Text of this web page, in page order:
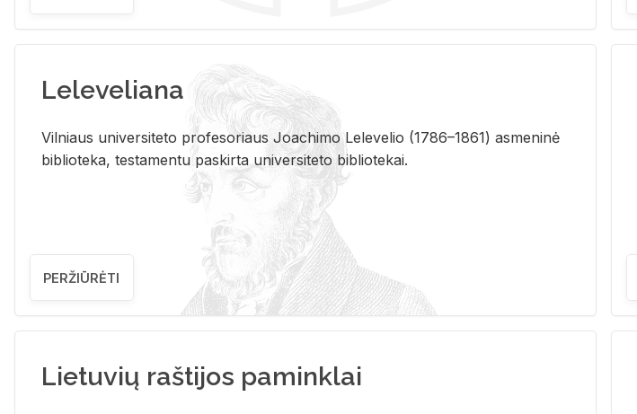
Leleveliana
Vil­niaus uni­ver­si­te­to pro­fe­so­riaus Jo­a­chi­mo Le­le­ve­lio (1786–1861) as­me­ni­nė
bi­b­lio­te­ka, te­sta­men­tu pa­skir­ta uni­ver­si­te­to bi­b­lio­te­kai.
PERŽIŪRĖTI
Lietuvių raštijos paminklai